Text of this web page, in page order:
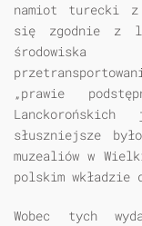
namiot turecki z
się zgodnie z
środowiska
„prawie
słuszniejsze
muzealiów w
polskim
Wobec tych